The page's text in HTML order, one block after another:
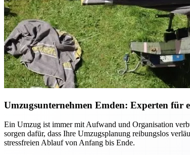
Umzugsunternehmen Emden: Experten für
Ein Umzug ist immer mit Aufwand und Organisation
sorgen dafür, dass Ihre Umzugsplanung reibungslos
stressfreien Ablauf von Anfang bis Ende.